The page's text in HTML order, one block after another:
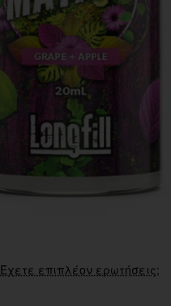
Έχετε επιπλέον ερωτήσεις;